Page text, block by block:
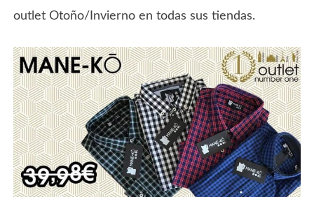
outlet Otoño/Invierno en todas sus tiendas.